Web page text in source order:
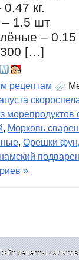
кг.
1.5 шт
– 0.15
[…]
рецептам
морепродуктов
, Морковь
, Орешки
»
рецепты салатов